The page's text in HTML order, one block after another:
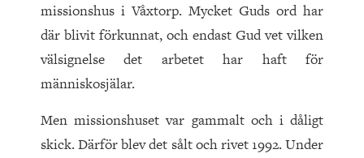
missionshus i Våxtorp. Mycket Guds ord har
där blivit förkunnat, och endast Gud vet vilken
välsignelse det arbetet har haft för
människosjälar.
Men missionshuset var gammalt och i dåligt
skick. Därför blev det sålt och rivet 1992. Under